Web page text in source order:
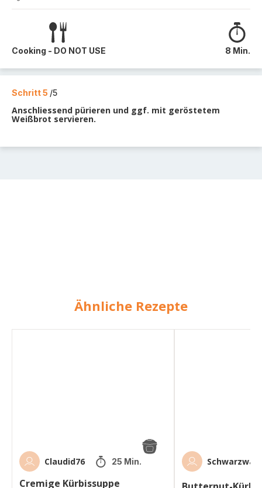
Cooking - DO NOT USE 8 Min.
Schritt 5 /5
Anschliessend pürieren und ggf. mit geröstetem
Weißbrot servieren.
Ähnliche Rezepte
Claudid76 25 Min.
Cremige Kürbissuppe